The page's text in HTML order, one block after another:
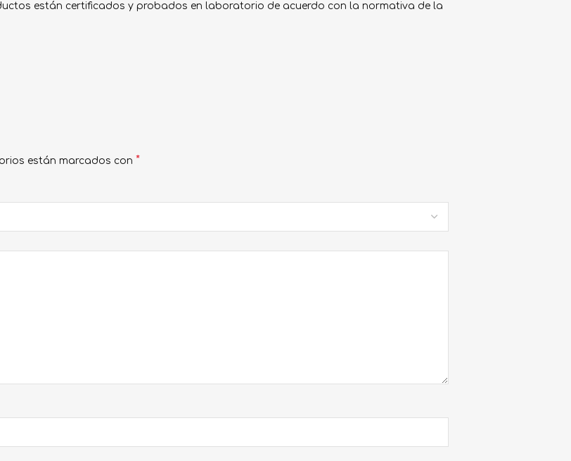
están certificados y probados en laboratorio de acuerdo con la normativa de la
están marcados con *